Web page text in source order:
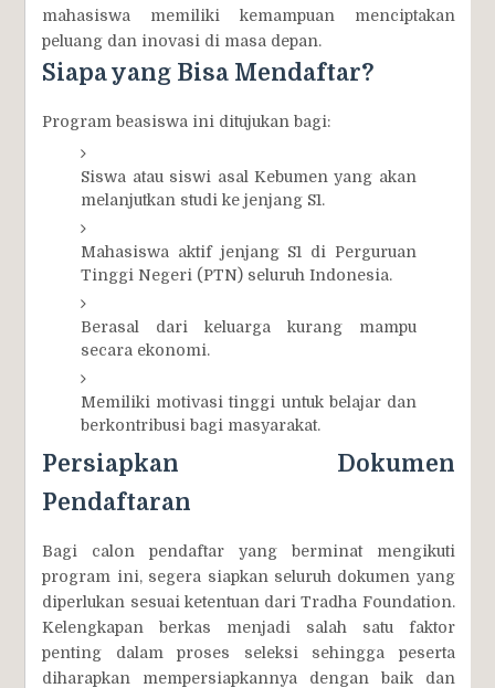
mahasiswa memiliki kemampuan menciptakan
peluang dan inovasi di masa depan.
Siapa yang Bisa Mendaftar?
Program beasiswa ini ditujukan bagi:
Siswa atau siswi asal Kebumen yang akan
melanjutkan studi ke jenjang S1.
Mahasiswa aktif jenjang S1 di Perguruan
Tinggi Negeri (PTN) seluruh Indonesia.
Berasal dari keluarga kurang mampu
secara ekonomi.
Memiliki motivasi tinggi untuk belajar dan
berkontribusi bagi masyarakat.
Persiapkan Dokumen
Pendaftaran
Bagi calon pendaftar yang berminat mengikuti
program ini, segera siapkan seluruh dokumen yang
diperlukan sesuai ketentuan dari Tradha Foundation.
Kelengkapan berkas menjadi salah satu faktor
penting dalam proses seleksi sehingga peserta
diharapkan mempersiapkannya dengan baik dan